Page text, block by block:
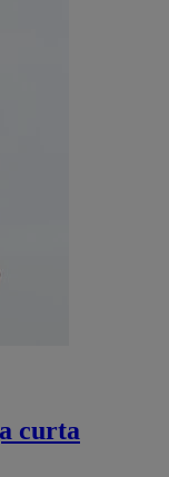
curta